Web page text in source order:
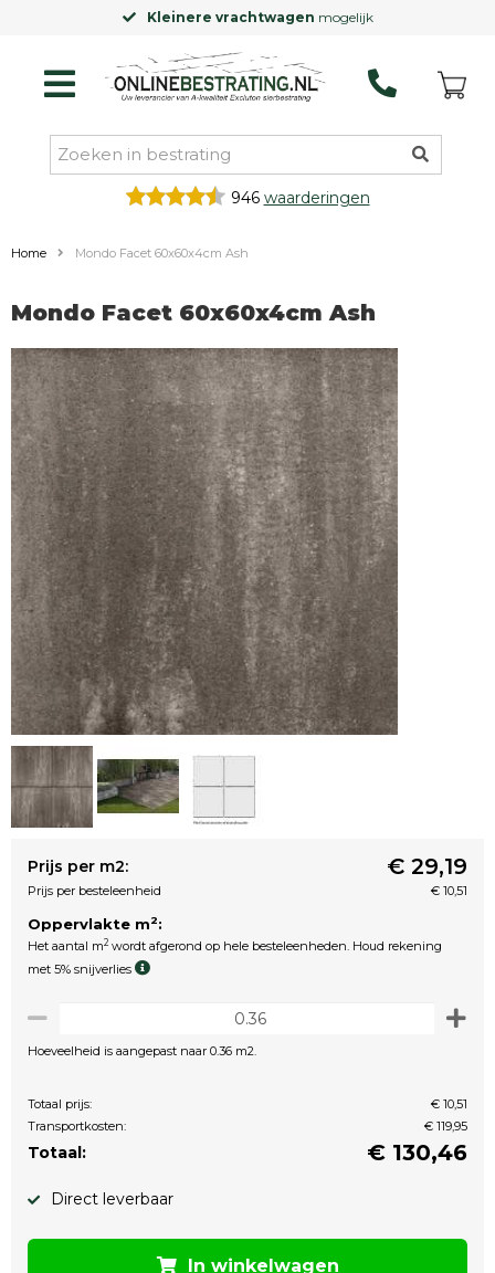
Kleinere vrachtwagen mogelijk
946 waarderingen
Home Mondo Facet 60x60x4cm Ash
Mondo Facet 60x60x4cm Ash
Prijs per m2: € 29,19
Prijs per besteleenheid € 10,51
Oppervlakte m2:
Het aantal m2 wordt afgerond op hele besteleenheden. Houd rekening
met 5% snijverlies
Hoeveelheid is aangepast naar 0.36 m2.
Totaal prijs:
€ 10,51
Transportkosten:
€ 119,95
Totaal: € 130,46
Direct leverbaar
In winkelwagen